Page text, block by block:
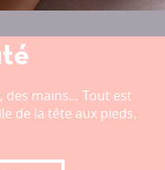
des mains… Tout est
de la tête aux pieds.